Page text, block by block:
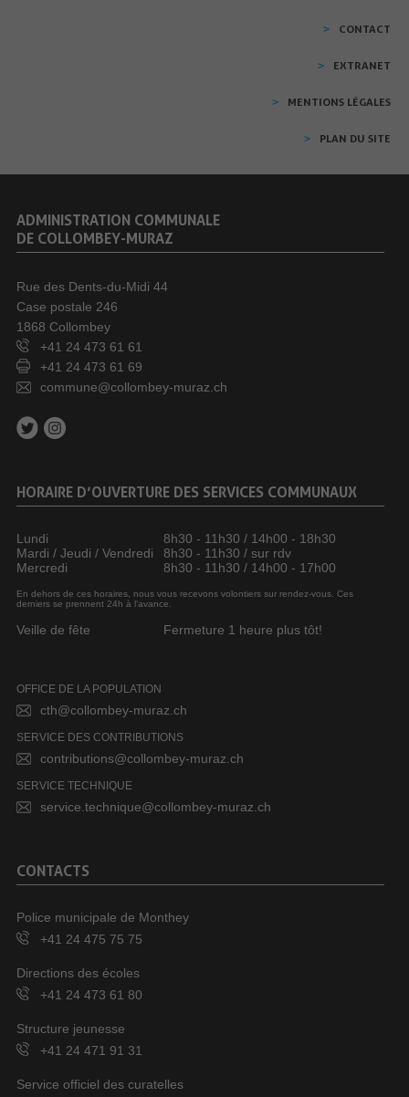
CONTACT
EXTRANET
MENTIONS LÉGALES
PLAN DU SITE
ADMINISTRATION COMMUNALE
DE COLLOMBEY-MURAZ
Rue des Dents-du-Midi 44
Case postale 246
1868 Collombey
+41 24 473 61 61
+41 24 473 61 69
commune@collombey-muraz.ch
HORAIRE D’OUVERTURE DES SERVICES COMMUNAUX
Lundi
8h30 - 11h30 / 14h00 - 18h30
Mardi / Jeudi / Vendredi
8h30 - 11h30 / sur rdv
Mercredi
8h30 - 11h30 / 14h00 - 17h00
En dehors de ces horaires, nous vous recevons volontiers sur rendez-vous. Ces
derniers se prennent 24h à l’avance.
Veille de fête Fermeture 1 heure plus tôt!
OFFICE DE LA POPULATION
cth@collombey-muraz.ch
SERVICE DES CONTRIBUTIONS
contributions@collombey-muraz.ch
SERVICE TECHNIQUE
service.technique@collombey-muraz.ch
CONTACTS
Police municipale de Monthey
+41 24 475 75 75
Directions des écoles
+41 24 473 61 80
Structure jeunesse
+41 24 471 91 31
Service officiel des curatelles